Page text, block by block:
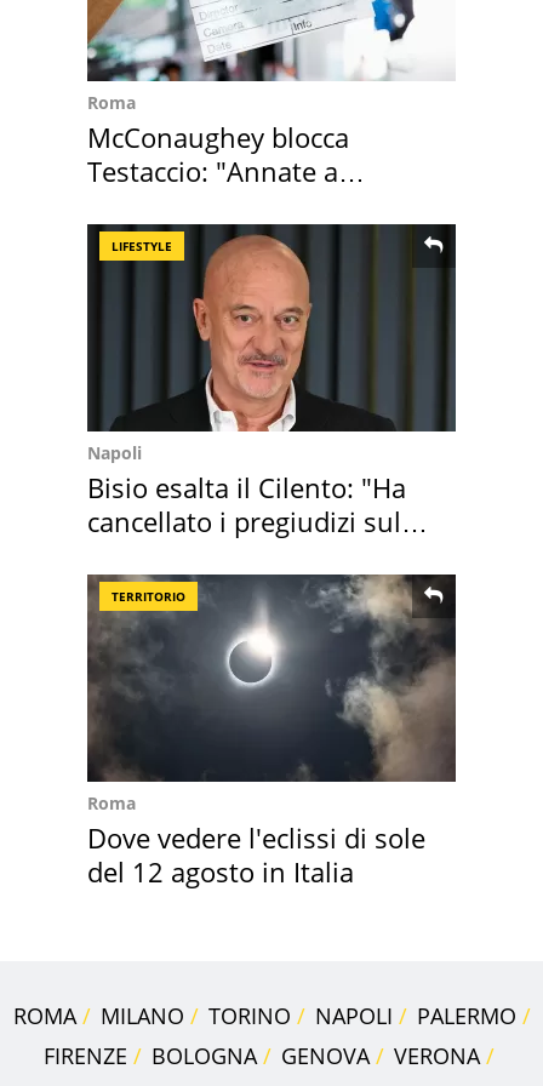
Roma
McConaughey blocca
Testaccio: "Annate a
LIFESTYLE
Napoli
Bisio esalta il Cilento: "Ha
cancellato i pregiudizi sul
TERRITORIO
Roma
Dove vedere l'eclissi di sole
del 12 agosto in Italia
ROMA MILANO TORINO NAPOLI
PALERMO
FIRENZE
BOLOGNA GENOVA
VERONA